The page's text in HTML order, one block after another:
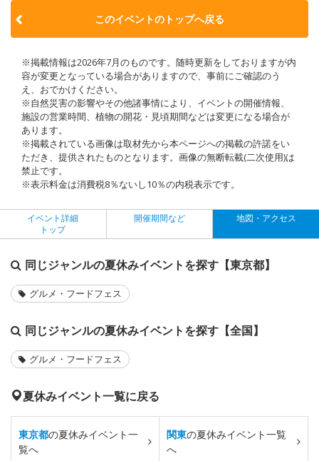
このイベントのトップへ戻る
※掲載情報は2026年7月のものです。随時更新をしておりますが内
容が変更となっている場合がありますので、事前にご確認のう
え、おでかけください。
※自然災害の影響やその他諸事情により、イベントの開催情報、
施設の営業時間、植物の開花・見頃期間などは変更になる場合が
あります。
※掲載されている画像は取材先から本ページへの掲載の許諾をい
ただき、提供されたものとなります。画像の無断転載(二次使用)は
禁止です。
※表示料金は消費税8％ないし10％の内税表示です。
イベント詳細
トップ
開催期間など 地図・アクセス
同じジャンルの夏休みイベントを探す【東京都】
グルメ・フードフェス
同じジャンルの夏休みイベントを探す【全国】
グルメ・フードフェス
夏休みイベント一覧に戻る
東京都の夏休みイベント一
覧へ
関東の夏休みイベント一覧
へ